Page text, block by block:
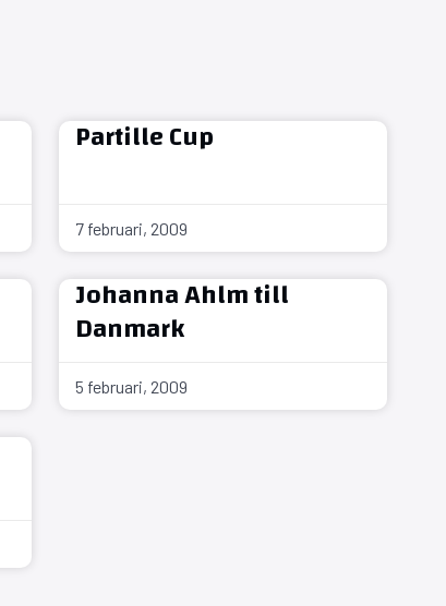
Partille Cup
7 februari, 2009
Johanna Ahlm till
Danmark
5 februari, 2009